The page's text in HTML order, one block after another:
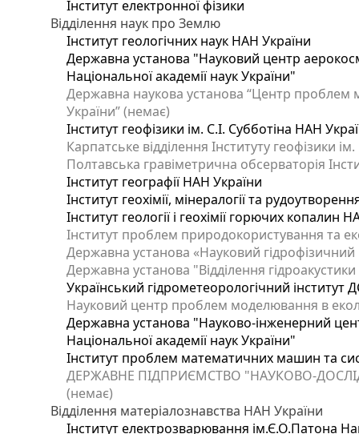
Інститут електронної фізики
Відділення наук про Землю
Інститут геологічних наук НАН України
Державна установа "Науковий центр
Національної академії наук України"
Державна наукова установа “Центр проблем
України” (немає)
Інститут геофізики ім. С.І. Субботіна НАН
Карпатське відділення Інституту геофізики
Полтавська гравіметрична обсерваторія
Інститут географії НАН України
Інститут геохімії, мінералогії та
Інститут геології і геохімії горючих копалин
Інститут проблем природокористування та
Державна установа «Науковий гідрофізичний
Державна установа "Відділення
Український гідрометеорологічний
Науковий центр проблем моделювання в
Державна установа "Науково-інженерний
Національної академії наук України"
Інститут проблем математичних машин та
ДЕРЖАВНЕ ПІДПРИЄМСТВО "НАУКОВО-
(немає)
Відділення матеріалознавства НАН України
Інститут електрозварювання ім.Є.О.Патона